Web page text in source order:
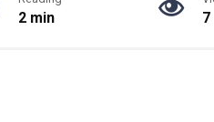
2 min 7